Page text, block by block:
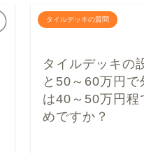
タイルデッキの質問
タイルデッキの
と50～60万円
は40～50万円程
めですか？